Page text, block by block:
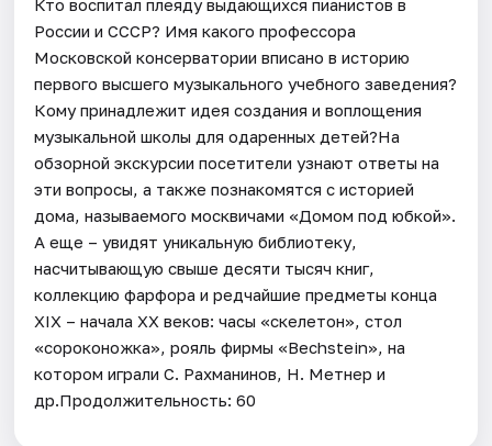
Кто воспитал плеяду выдающихся пианистов в
России и СССР? Имя какого профессора
Московской консерватории вписано в историю
первого высшего музыкального учебного заведения?
Кому принадлежит идея создания и воплощения
музыкальной школы для одаренных детей?На
обзорной экскурсии посетители узнают ответы на
эти вопросы, а также познакомятся с историей
дома, называемого москвичами «Домом под юбкой».
А еще – увидят уникальную библиотеку,
насчитывающую свыше десяти тысяч книг,
коллекцию фарфора и редчайшие предметы конца
XIX – начала XX веков: часы «скелетон», стол
«сороконожка», рояль фирмы «Bechstein», на
котором играли С. Рахманинов, Н. Метнер и
др.Продолжительность: 60